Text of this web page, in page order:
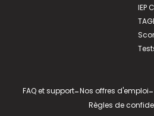
IEP
FAQ et support-Nos offres d'emploi-
Règles de